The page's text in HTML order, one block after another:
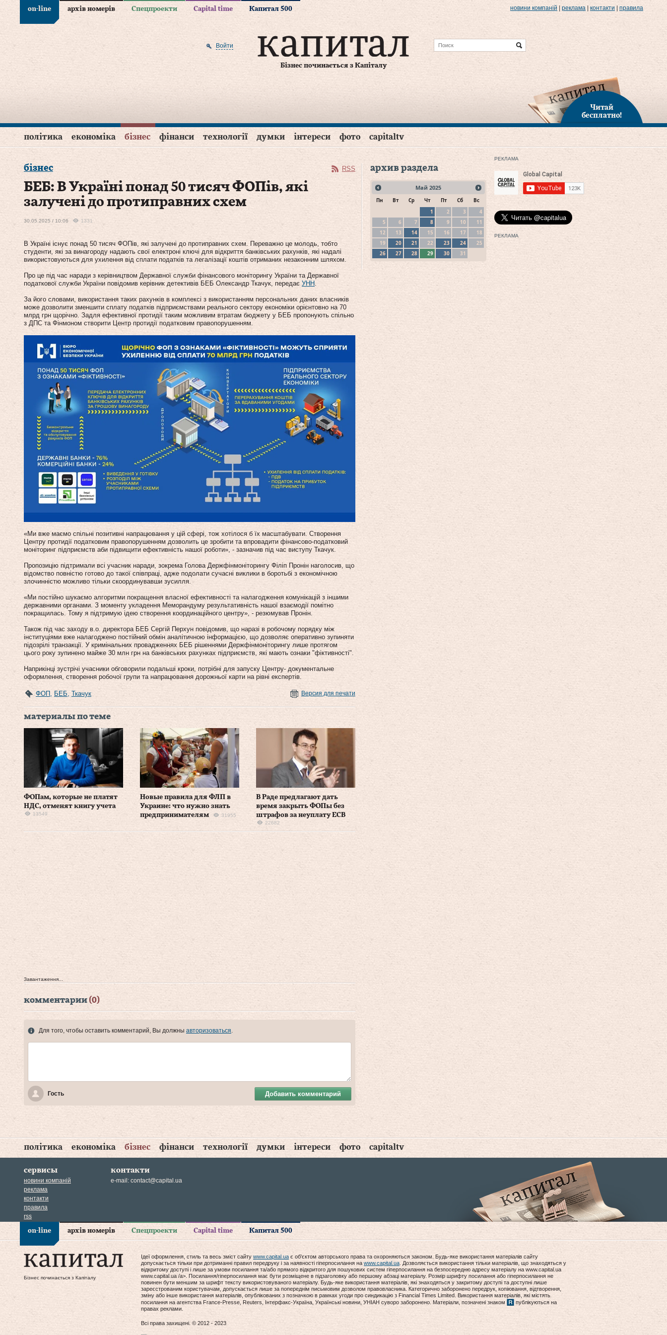
on-line архів номерів Спецпроекти Capital time Капитал 500 новини компаній реклама контакти правила
Бізнес починається з Капіталу
Войти
Читай
бесплатно!
політика економіка бізнес фінанси технології думки інтереси фото capitaltv
бізнес RSS
БЕБ: В Україні понад 50 тисяч ФОПів, які
залучені до протиправних схем
30.05.2025 / 10:06 1331
В Україні існує понад 50 тисяч ФОПів, які залучені до протиправних схем. Переважно це молодь, тобто
студенти, які за винагороду надають свої електроні ключі для відкриття банківських рахунків, які надалі
використовуються для ухилення від сплати податків та легалізації коштів отриманих незаконним шляхом.
Про це під час наради з керівництвом Державної служби фінансового моніторингу України та Державної
податкової служби України повідомив керівник детективів БЕБ Олександр Ткачук, передає УНН.
За його словами, використання таких рахунків в комплексі з використанням персональних даних власників
може дозволити зменшити сплату податків підприємствами реального сектору економіки орієнтовно на 70
млрд грн щорічно. Задля ефективної протидії таким можливим втратам бюджету у БЕБ пропонують спільно
з ДПС та Фінмоном створити Центр протидії податковим правопорушенням.
«Ми вже маємо спільні позитивні напрацювання у цій сфері, тож хотілося б їх масштабувати. Створення
Центру протидії податковим правопорушенням дозволить це зробити та впровадити фінансово-податковий
моніторинг підприємств аби підвищити ефективність нашої роботи», - зазначив під час виступу Ткачук.
Пропозицію підтримали всі учасник наради, зокрема Голова Держфінмоніторингу Філіп Пронін наголосив, що
відомство повністю готово до такої співпраці, адже подолати сучасні виклики в боротьбі з економічною
злочинністю можливо тільки скоординувавши зусилля.
«Ми постійно шукаємо алгоритми покращення власної ефективності та налагодження комунікацій з іншими
державними органами. З моменту укладення Меморандуму результативність нашої взаємодії помітно
покращилась. Тому я підтримую ідею створення координаційного центру», - резюмував Пронін.
Також під час заходу в.о. директора БЕБ Сергій Перхун повідомив, що наразі в робочому порядку між
інституціями вже налагоджено постійний обмін аналітичною інформацією, що дозволяє оперативно зупиняти
підозрілі транзакції. У кримінальних провадженнях БЕБ рішеннями Держфінмоніторингу лише протягом
цього року зупинено майже 30 млн грн на банківських рахунках підприємств, які мають ознаки "фіктивності".
Наприкінці зустрічі учасники обговорили подальші кроки, потрібні для запуску Центру- документальне
оформлення, створення робочої групи та напрацювання дорожньої карти на рівні експертів.
ФОП БЕБ Ткачук Версия для печати
материалы по теме
ФОПам, которые не платят
НДС, отменят книгу учета
13549
Новые правила для ФЛП в
Украине: что нужно знать
предпринимателям
31955
В Раде предлагают дать
время закрыть ФОПы без
штрафов за неуплату ЕСВ
22682
Завантаження...
комментарии (0)
Для того, чтобы оставить комментарий, Вы должны авторизоваться
Гость Добавить комментарий
архив раздела
Май 2025
Пн Вт Ср Чт Пт Сб
Вс
1
2 3
4
5
6 7 8 9 10
11
12
13 14 15 16 17
18
19
20 21 22 23 24
25
26
27 28 29 30 31
РЕКЛАМА
РЕКЛАМА
політика економіка бізнес фінанси технології думки інтереси фото capitaltv
сервисы
новини компаній
реклама
контакти
правила
rss
контакти
e-mail: contact@capital.ua
on-line архів номерів Спецпроекти Capital time Капитал 500
Бізнес починається з Капіталу
Ідеї оформлення, стиль та весь зміст сайту www.capital.ua є об'єктом авторського права та охороняються законом. Будь-яке використання матеріалів сайту
допускається тільки при дотриманні правил передруку і за наявності гіперпосилання на www.capital.ua . Дозволяється використання тільки матеріалів, що знаходяться у
відкритому доступі і лише за умови посилання та/або прямого відкритого для пошукових систем гіперпосилання на безпосередню адресу матеріалу на www.capital.ua
www.capital.ua /a>. Посилання/гіперпосилання має бути розміщене в підзаголовку або першому абзаці матеріалу. Розмір шрифту посилання або гіперпосилання не
повинен бути меншим за шрифт тексту використовуваного матеріалу. Будь-яке використання матеріалів, які знаходяться у закритому доступі та доступні лише
зареєстрованим користувачам, допускається лише за попереднім письмовим дозволом правовласника. Категорично заборонено передрук, копіювання, відтворення,
зміну або інше використання матеріалів, опублікованих з позначкою в рамках угоди про синдикацію з Financial Times Limited. Використання матеріалів, які містять
посилання на агентства France-Presse, Reuters, Інтерфакс-Україна, Українські новини, УНІАН суворо заборонено. Матеріали, позначені знаком
публікуються на
правах реклами.
Всі права захищені. © 2012 - 2023